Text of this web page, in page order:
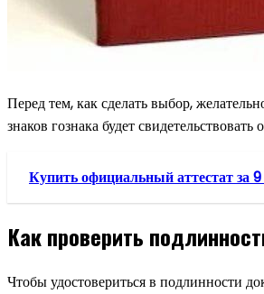
Перед тем, как сделать выбор,
знаков гознака будет
Купить официальный аттестат за 9
Как проверить
Чтобы удостовериться в подлинности